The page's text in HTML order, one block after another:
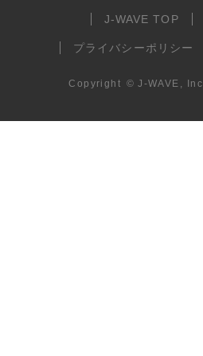
J-WAVE TOP
プライバシーポリシー
Copyright © J-WAVE, Inc.